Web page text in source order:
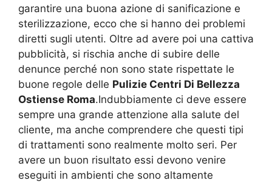
garantire una buona azione di sanificazione e
sterilizzazione, ecco che si hanno dei problemi
diretti sugli utenti. Oltre ad avere poi una cattiva
pubblicità, si rischia anche di subire delle
denunce perché non sono state rispettate le
buone regole delle Pulizie Centri Di Bellezza
Ostiense Roma.Indubbiamente ci deve essere
sempre una grande attenzione alla salute del
cliente, ma anche comprendere che questi tipi
di trattamenti sono realmente molto seri. Per
avere un buon risultato essi devono venire
eseguiti in ambienti che sono altamente